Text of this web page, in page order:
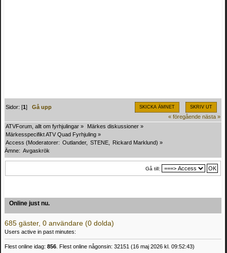
SKICKA ÄMNET SKRIV UT
Sidor: [1]Gå upp
« föregående nästa »
ATVForum, allt om fyrhjulingar » Märkes diskussioner »
Märkesspecifikt ATV Quad Fyrhjuling »
Access (Moderatorer: Outlander, STENE Rickard Marklund) »
Ämne: Avgaskrök
Gå till:
Online just nu.
685 gäster, 0 användare (0 dolda)
Users active in past minutes:
Flest online idag: 856. Flest online någonsin: 32151 (16 maj 2026 kl. 09:52:43)